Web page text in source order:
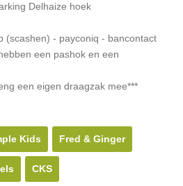
Delhaize hoek
(scashen) - payconiq - bancontact
een pashok en een
een eigen draagzak mee***
Kids Fred & Ginger
CKS